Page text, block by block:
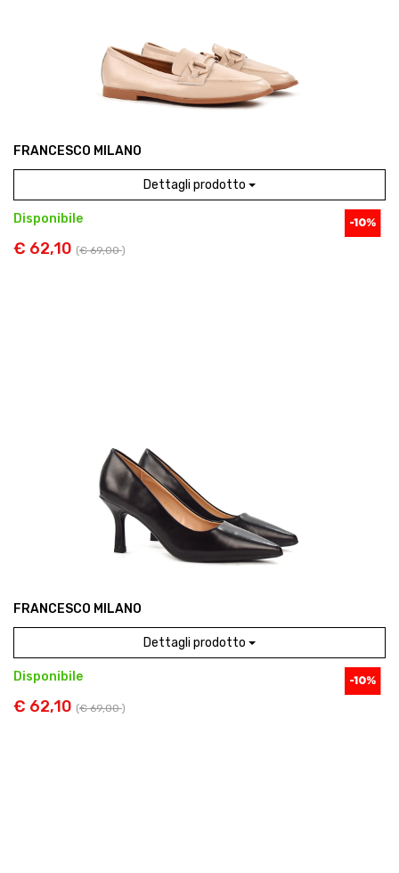
FRANCESCO MILANO
Dettagli prodotto
Disponibile
€ 62,10 (€ 69,00)
FRANCESCO MILANO
Dettagli prodotto
Disponibile
€ 62,10 (€ 69,00)